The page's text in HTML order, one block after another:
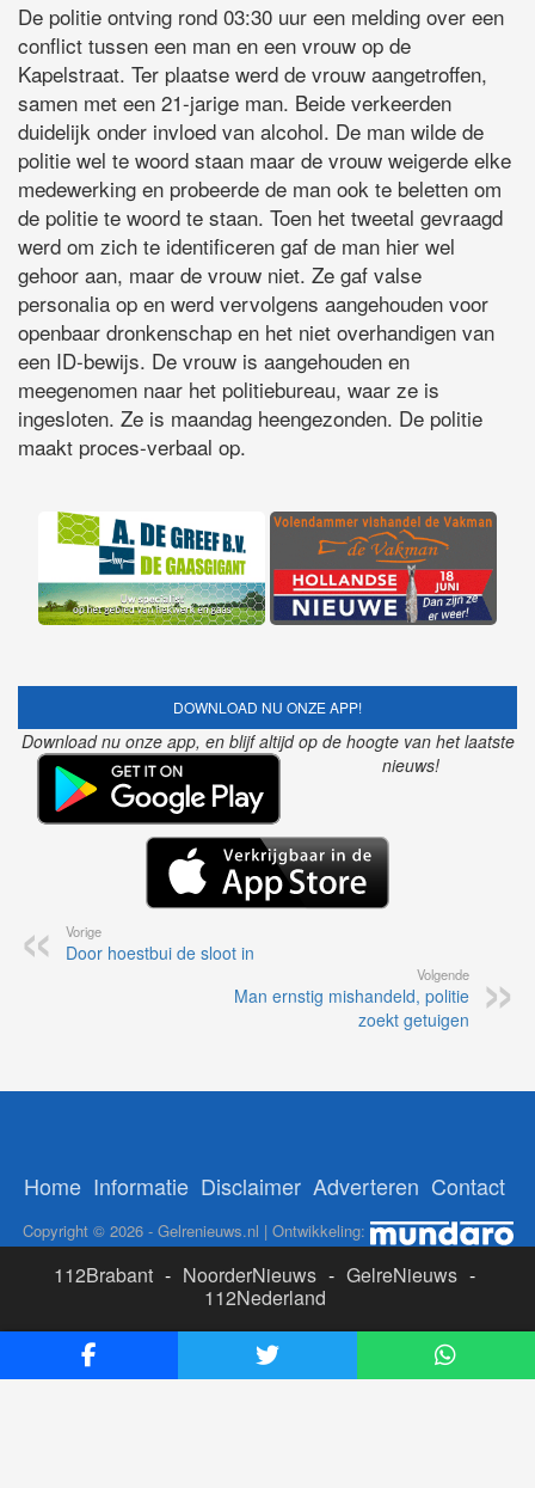
De politie ontving rond 03:30 uur een melding over een
conflict tussen een man en een vrouw op de
Kapelstraat. Ter plaatse werd de vrouw aangetroffen,
samen met een 21-jarige man. Beide verkeerden
duidelijk onder invloed van alcohol. De man wilde de
politie wel te woord staan maar de vrouw weigerde elke
medewerking en probeerde de man ook te beletten om
de politie te woord te staan. Toen het tweetal gevraagd
werd om zich te identificeren gaf de man hier wel
gehoor aan, maar de vrouw niet. Ze gaf valse
personalia op en werd vervolgens aangehouden voor
openbaar dronkenschap en het niet overhandigen van
een ID-bewijs. De vrouw is aangehouden en
meegenomen naar het politiebureau, waar ze is
ingesloten. Ze is maandag heengezonden. De politie
maakt proces-verbaal op.
DOWNLOAD NU ONZE APP!
Download nu onze app, en blijf altijd op de hoogte van het laatste
nieuws!
Vorige
Door hoestbui de sloot in
Volgende
Man ernstig mishandeld, politie
zoekt getuigen
Home Informatie Disclaimer Adverteren Contact
Copyright © 2026 - Gelrenieuws.nl | Ontwikkeling:
112Brabant - NoorderNieuws - GelreNieuws -
112Nederland
ADS:
Likesbet Casino-OnlineCasinoReports.nl-